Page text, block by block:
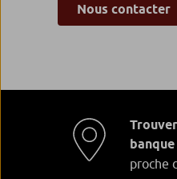
Nous contacter
proche